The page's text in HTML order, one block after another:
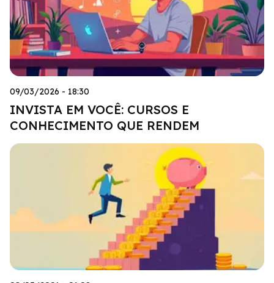
09/03/2026 - 18:30
INVISTA EM VOCÊ: CURSOS E
CONHECIMENTO QUE RENDEM